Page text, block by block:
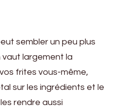
sembler un peu plus
vaut largement la
frites vous-même,
sur les ingrédients et le
rendre aussi